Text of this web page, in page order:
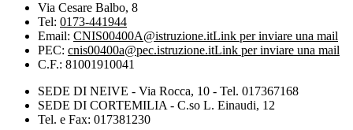
Via Cesare Balbo, 8
Tel: 0173-441944
Email: CNIS00400A@istruzione.itLink per inviare una mail
PEC: cnis00400a@pec.istruzione.itLink per inviare una mail
C.F.: 81001910041
SEDE DI NEIVE - Via Rocca, 10 - Tel. 017367168
SEDE DI CORTEMILIA - C.so L. Einaudi, 12
Tel. e Fax: 017381230